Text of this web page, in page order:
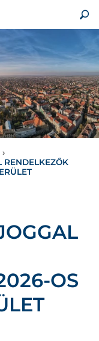
›
RENDELKEZŐK
OS